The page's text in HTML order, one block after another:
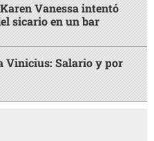
Vanessa intentó
sicario en un bar
Vinicius: Salario y por